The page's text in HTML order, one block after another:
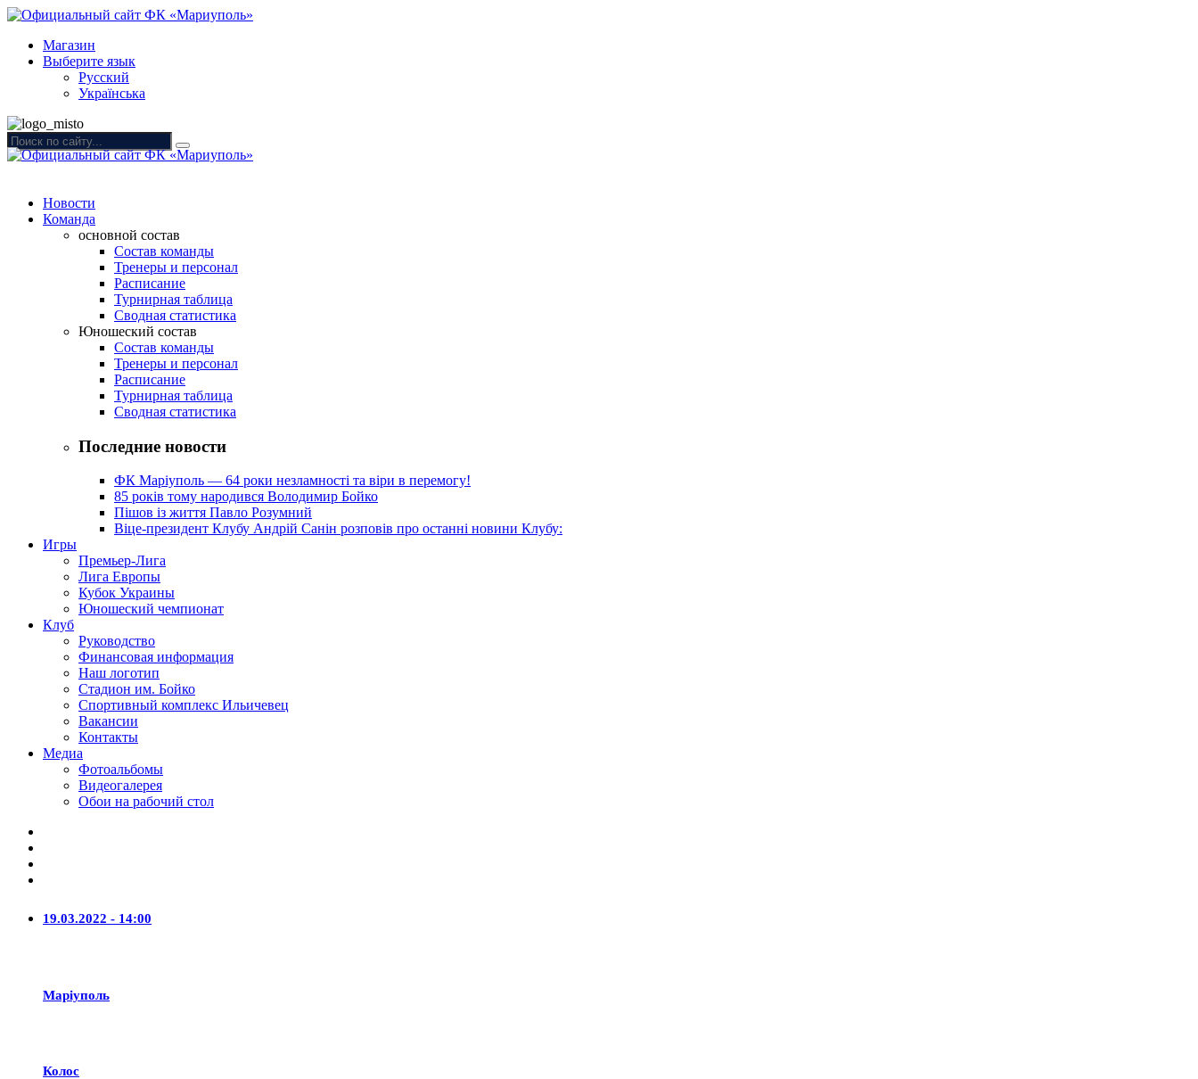
Магазин
Выберите язык
Русский
Українська
Новости
Команда
основной состав
Состав команды
Тренеры и персонал
Расписание
Турнирная таблица
Сводная статистика
Юношеский состав
Состав команды
Тренеры и персонал
Расписание
Турнирная таблица
Сводная статистика
Последние новости
ФК Маріуполь — 64 роки незламності та віри в перемогу!
85 років тому народився Володимир Бойко
Пішов із життя Павло Розумний
Віце-президент Клубу Андрій Санін розповів про останні новини Клубу:
Игры
Премьер-Лига
Лига Европы
Кубок Украины
Юношеский чемпионат
Клуб
Руководство
Финансовая информация
Наш логотип
Стадион им. Бойко
Спортивный комплекс Ильичевец
Вакансии
Контакты
Медиа
Фотоальбомы
Видеогалерея
Обои на рабочий стол
19.03.2022 - 14:00
Маріуполь
Колос